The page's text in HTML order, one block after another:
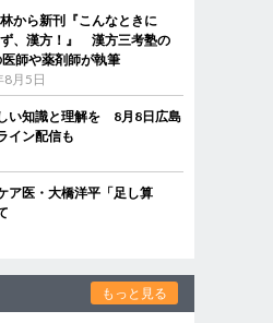
から新刊『こんなときに
、漢方！』 漢方三考塾の
師や薬剤師が執筆
月5日
い知識と理解を 8月8日広島
イン配信も
ア医・大橋洋平「足し算
もっと見る